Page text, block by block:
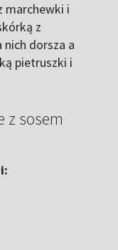
marchewki i
z
nich dorsza a
pietruszki i
z sosem